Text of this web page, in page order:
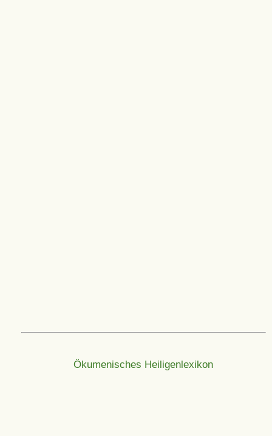
Ökumenisches Heiligenlexikon